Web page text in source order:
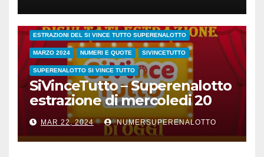
ESTRAZIONI DEL SI VINCE TUTTO SUPERENALOTTO
MARZO 2024 NUMERI E QUOTE SIVINCETUTTO
SUPERENALOTTO SI VINCE TUTTO
SiVinceTutto – Superenalotto
estrazione di mercoledi 20
marzo 2024 numeri vincenti
e quote
MAR 22, 2024 NUMERSUPERENALOTTO